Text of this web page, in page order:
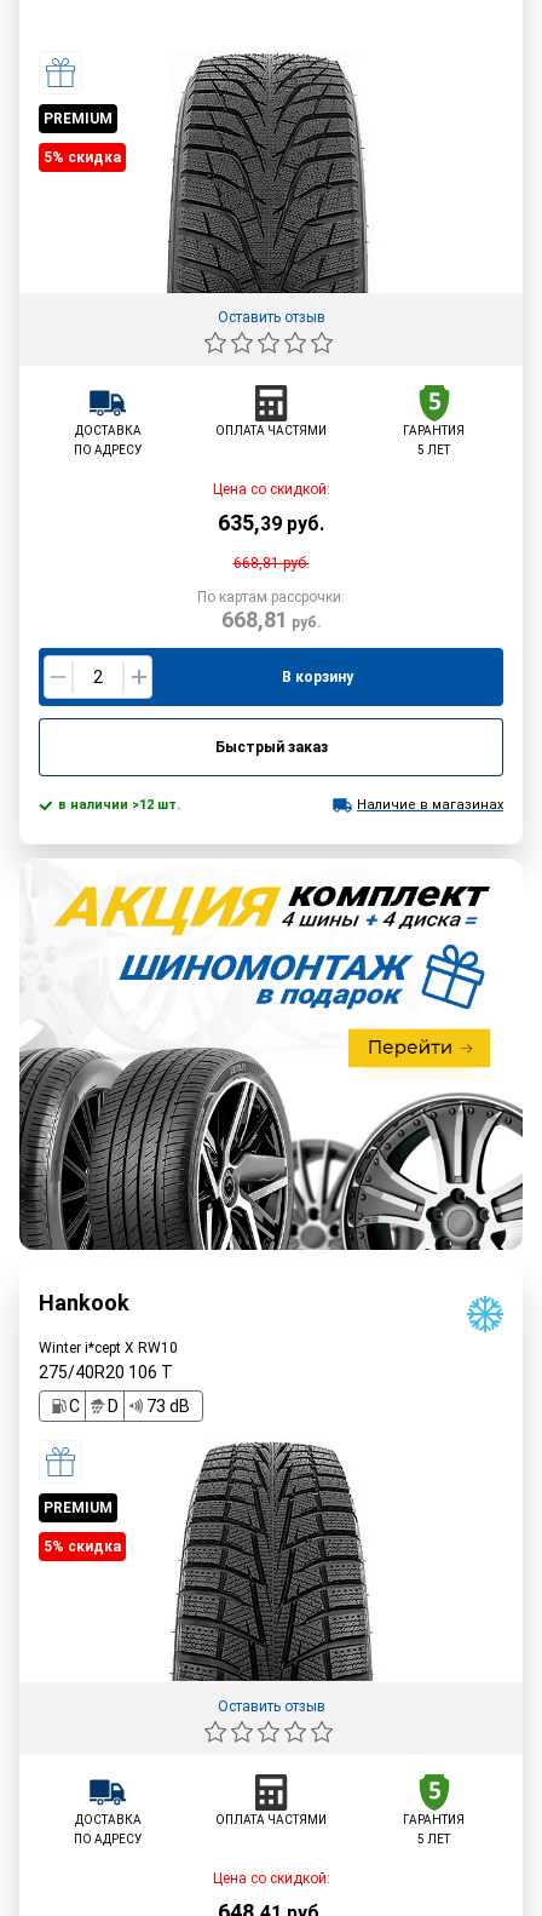
PREMIUM
5% cкидка
Оставить отзыв
ДОСТАВКА
ПО АДРЕСУ
ОПЛАТА ЧАСТЯМИ
ГАРАНТИЯ
5 ЛЕТ
Цена со скидкой:
635,39 руб.
668,81руб.
По картам рассрочки:
668,81 руб.
В корзину
Быстрый заказ
в наличии >12 шт. Наличие в магазинах
Hankook
Winter i*cept X RW10
275/40R20 106 T
C
D 73 dB
PREMIUM
5% cкидка
Оставить отзыв
ДОСТАВКА
ПО АДРЕСУ
ОПЛАТА ЧАСТЯМИ
ГАРАНТИЯ
5 ЛЕТ
Цена со скидкой: